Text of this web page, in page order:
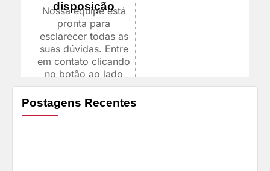
disposição
Nossa equipe está
pronta para
esclarecer todas as
suas dúvidas. Entre
em contato clicando
no botão ao lado
Postagens Recentes